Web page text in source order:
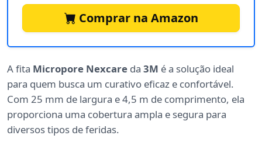
Comprar na Amazon
A fita Micropore Nexcare da 3M é a solução ideal
para quem busca um curativo eficaz e confortável.
Com 25 mm de largura e 4,5 m de comprimento, ela
proporciona uma cobertura ampla e segura para
diversos tipos de feridas.